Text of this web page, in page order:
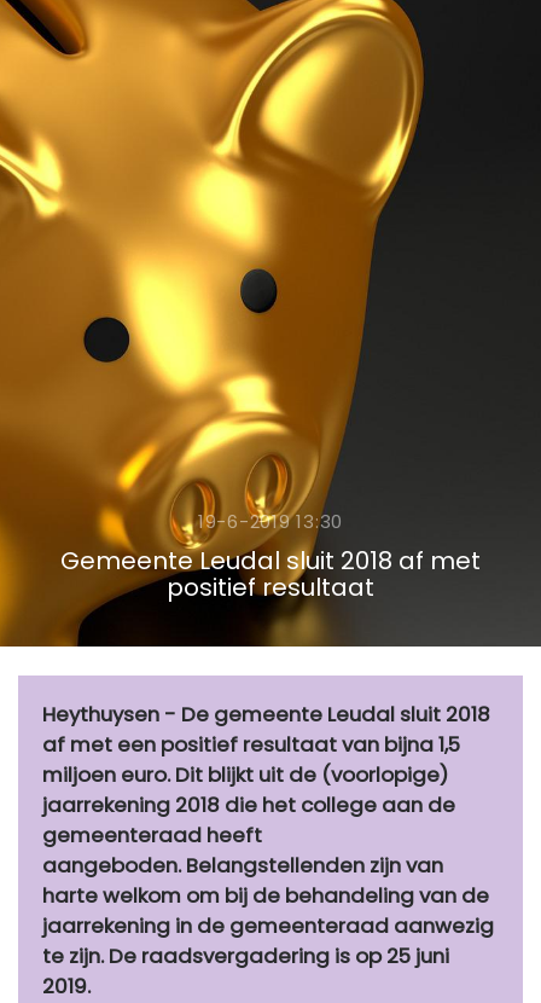
19-6-2019 13:30
Gemeente Leudal sluit 2018 af met
positief resultaat
Heythuysen - De gemeente Leudal sluit 2018
af met een positief resultaat van bijna 1,5
miljoen euro. Dit blijkt uit de (voorlopige)
jaarrekening 2018 die het college aan de
gemeenteraad heeft
aangeboden. Belangstellenden zijn van
harte welkom om bij de behandeling van de
jaarrekening in de gemeenteraad aanwezig
te zijn. De raadsvergadering is op 25 juni
2019.